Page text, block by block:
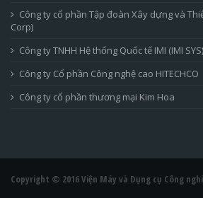
Công ty cổ phần Tập đoàn Xây dựng và
Corp)
Công ty TNHH Hệ thống Quốc tế IMI (IMI SYS)
Công ty Cổ phần Công nghệ cao HITECHCO
Công ty cổ phần thương mại Kim Hoa
Copyright © 2016 Viện Máy và Dụng cụ Công